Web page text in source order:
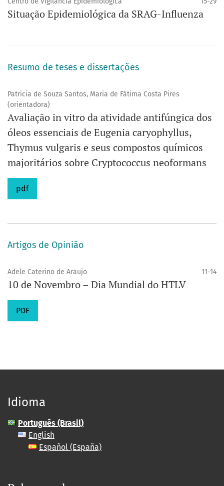
Situação Epidemiológica da SRAG-Influenza
Resumo de teses e dissertações
Patricia de Souza Santos, Maria de Fátima Costa Pires
(orientadora)
Avaliação in vitro da atividade antifúngica dos
óleos essenciais de Eugenia caryophyllus,
Thymus vulgaris e seus compostos químicos
majoritários sobre Cryptococcus neoformans
pdf
Artigos de Opinião
Adele Caterino de Araujo 11-14
10 de Novembro – Dia Mundial do HTLV
PDF
Idioma
Português (Brasil)
English
Español (España)